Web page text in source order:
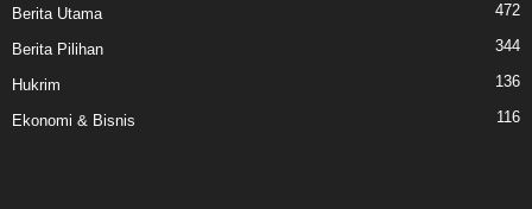
Berita Utama 472
Berita Pilihan 344
Hukrim 136
Ekonomi & Bisnis 116